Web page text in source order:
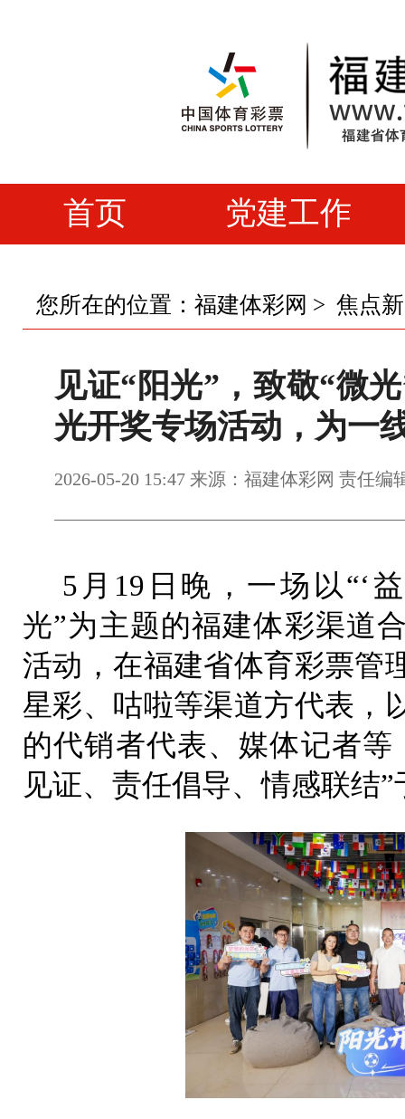
首页 党建工作
您所在的位置： 福建体彩网 > 焦点
见证“阳光”，致敬“微
光开奖专场活动，为一
2026-05-20 15:47 来源：福建体彩网 责任编
5月19日晚，一场以“‘
光”为主题的福建体彩渠道
活动，在福建省体育彩票管
星彩、咕啦等渠道方代表，
的代销者代表、媒体记者
见证、责任倡导、情感联结